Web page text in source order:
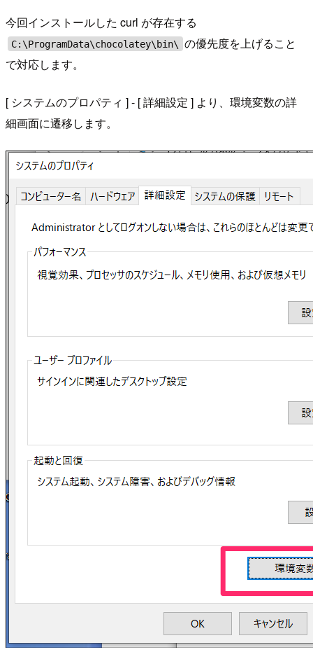
今回インストールした curl が存在する
C:\ProgramData\chocolatey\bin\
の優先度を上げること
で対応します。
[ システムのプロパティ ] - [ 詳細設定 ] より、環境変数の詳
細画面に遷移します。